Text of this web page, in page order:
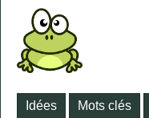
Idées Mots clés